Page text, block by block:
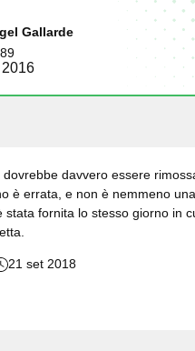
Gallarde
davvero essere
è errata, e non è nemmeno
stata fornita lo stesso giorno in
21 set 2018